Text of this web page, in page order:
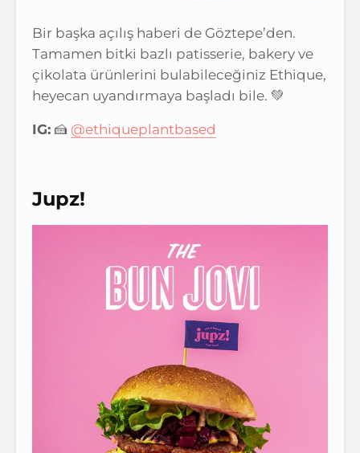
Bir başka açılış haberi de Göztepe’den.
Tamamen bitki bazlı patisserie, bakery ve
çikolata ürünlerini bulabileceğiniz Ethique,
heyecan uyandırmaya başladı bile. 💚
IG: 🍰 @ethiqueplantbased
Jupz!